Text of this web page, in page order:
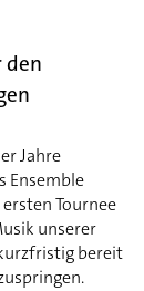
den
Jahre
Ensemble
Tournee
unserer
bereit